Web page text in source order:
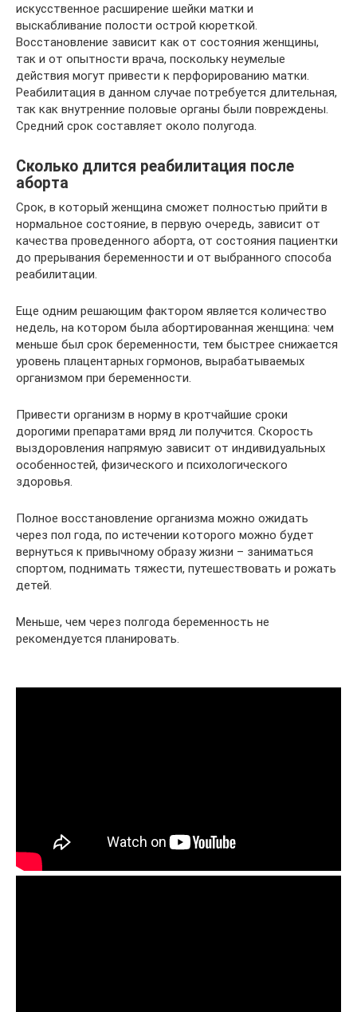
искусственное расширение шейки матки и
выскабливание полости острой кюреткой.
Восстановление зависит как от состояния женщины,
так и от опытности врача, поскольку неумелые
действия могут привести к перфорированию матки.
Реабилитация в данном случае потребуется длительная,
так как внутренние половые органы были повреждены.
Средний срок составляет около полугода.
Сколько длится реабилитация после
аборта
Срок, в который женщина сможет полностью прийти в
нормальное состояние, в первую очередь, зависит от
качества проведенного аборта, от состояния пациентки
до прерывания беременности и от выбранного способа
реабилитации.
Еще одним решающим фактором является количество
недель, на котором была абортированная женщина: чем
меньше был срок беременности, тем быстрее снижается
уровень плацентарных гормонов, вырабатываемых
организмом при беременности.
Привести организм в норму в кротчайшие сроки
дорогими препаратами вряд ли получится. Скорость
выздоровления напрямую зависит от индивидуальных
особенностей, физического и психологического
здоровья.
Полное восстановление организма можно ожидать
через пол года, по истечении которого можно будет
вернуться к привычному образу жизни – заниматься
спортом, поднимать тяжести, путешествовать и рожать
детей.
Меньше, чем через полгода беременность не
рекомендуется планировать.